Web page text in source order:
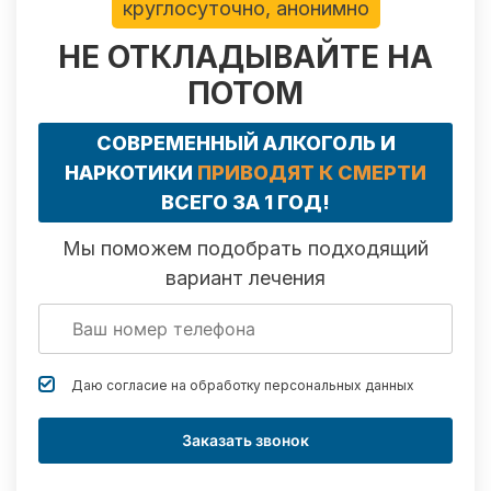
круглосуточно, анонимно
НЕ ОТКЛАДЫВАЙТЕ НА
ПОТОМ
СОВРЕМЕННЫЙ АЛКОГОЛЬ И
НАРКОТИКИ ПРИВОДЯТ К СМЕРТИ
ВСЕГО ЗА 1 ГОД!
Мы поможем подобрать подходящий
вариант лечения
Даю согласие на обработку персональных данных
Заказать звонок